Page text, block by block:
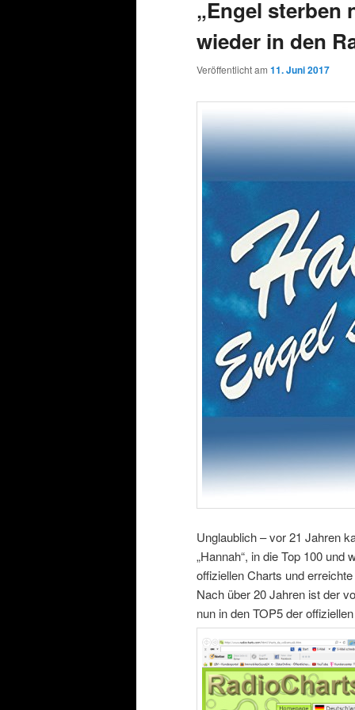
„Engel sterben
wieder in den
Veröffentlicht am 11. Juni 2017
Unglaublich – vor 21 Jahren
„Hannah“, in die Top 100
offiziellen Charts und
Nach über 20 Jahren ist der
nun in den TOP5 der